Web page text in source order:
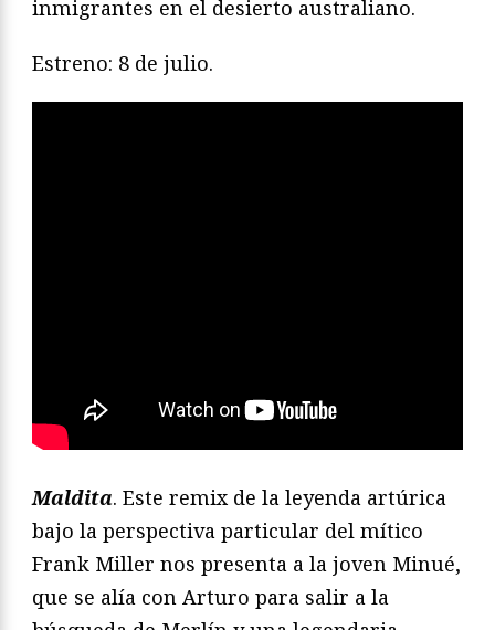
inmigrantes en el desierto australiano.
Estreno: 8 de julio.
Maldita. Este remix de la leyenda artúrica
bajo la perspectiva particular del mítico
Frank Miller nos presenta a la joven Minué,
que se alía con Arturo para salir a la